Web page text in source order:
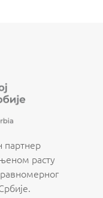
партнер
расту